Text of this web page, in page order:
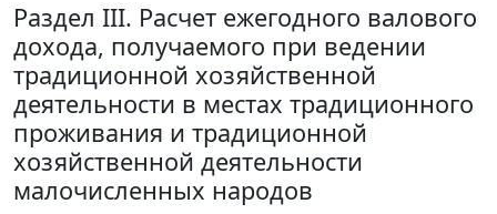
Раздел III. Расчет ежегодного валового
дохода, получаемого при ведении
традиционной хозяйственной
деятельности в местах традиционного
проживания и традиционной
хозяйственной деятельности
малочисленных народов